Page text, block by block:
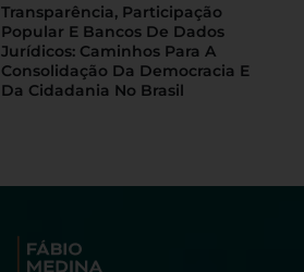
Transparência, Participação
Popular E Bancos De Dados
Jurídicos: Caminhos Para A
Consolidação Da Democracia E
Da Cidadania No Brasil